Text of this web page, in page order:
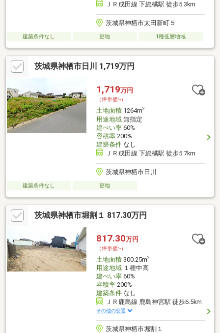
ＪＲ成田線 下総橘駅 徒歩5.3km
茨城県神栖市太田新町５
建築条件なし 更地 1種低層地域
茨城県神栖市日川 1,719万円
1,719万円
（坪単価:-）
土地面積1264m2
用途地域無指定
建ぺい率60%
容積率200%
建築条件なし
ＪＲ成田線 下総橘駅 徒歩5.7km
茨城県神栖市日川
建築条件なし 更地
茨城県神栖市堀割１ 817.30万円
817.30万円
（坪単価:-）
土地面積300.25m2
用途地域１種中高
建ぺい率60%
容積率200%
建築条件なし
ＪＲ鹿島線 鹿島神宮駅 徒歩6.5km
その他の交通
茨城県神栖市堀割１